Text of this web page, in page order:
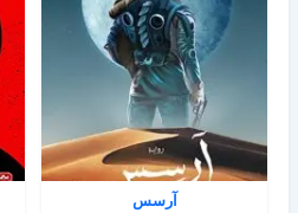
آرسس